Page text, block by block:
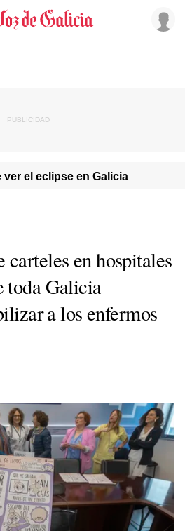
ver el eclipse en Galicia
carteles en hospitales
toda Galicia
a los enfermos